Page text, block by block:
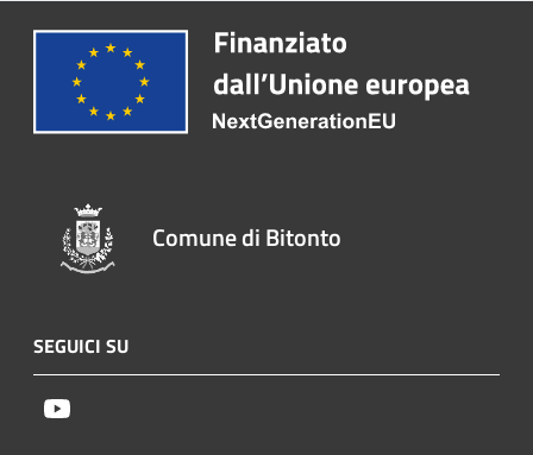
Comune di Bitonto
SEGUICI SU